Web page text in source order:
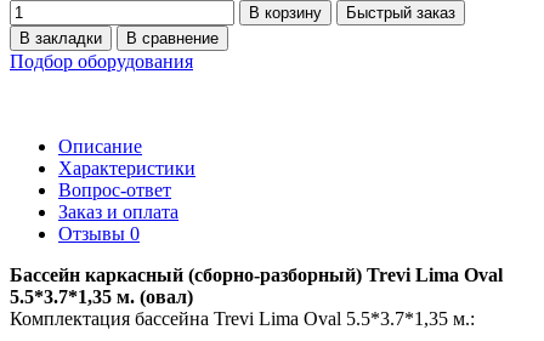
В корзину
Быстрый заказ
В закладки
В сравнение
Подбор оборудования
Описание
Характеристики
Вопрос-ответ
Заказ и оплата
Отзывы 0
Бассейн каркасный (сборно-разборный) Trevi Lima Oval
5.5*3.7*1,35 м. (овал)
Комплектация бассейна Trevi Lima Oval 5.5*3.7*1,35 м.: